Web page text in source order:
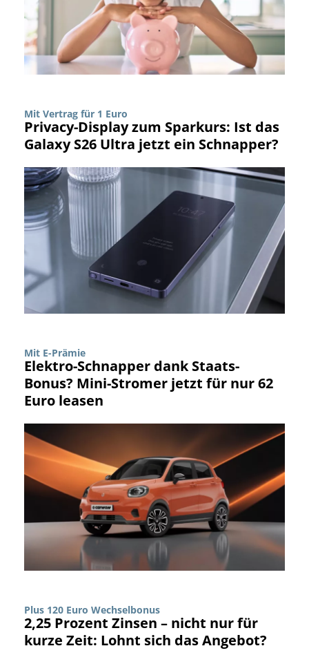
Mit Vertrag für 1 Euro
Privacy-Display zum Sparkurs: Ist das
Galaxy S26 Ultra jetzt ein Schnapper?
Mit E-Prämie
Elektro-Schnapper dank Staats-
Bonus? Mini-Stromer jetzt für nur 62
Euro leasen
Plus 120 Euro Wechselbonus
2,25 Prozent Zinsen – nicht nur für
kurze Zeit: Lohnt sich das Angebot?